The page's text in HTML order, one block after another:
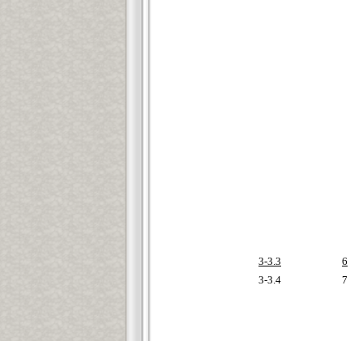
3-3.3
6
3-3.4
7